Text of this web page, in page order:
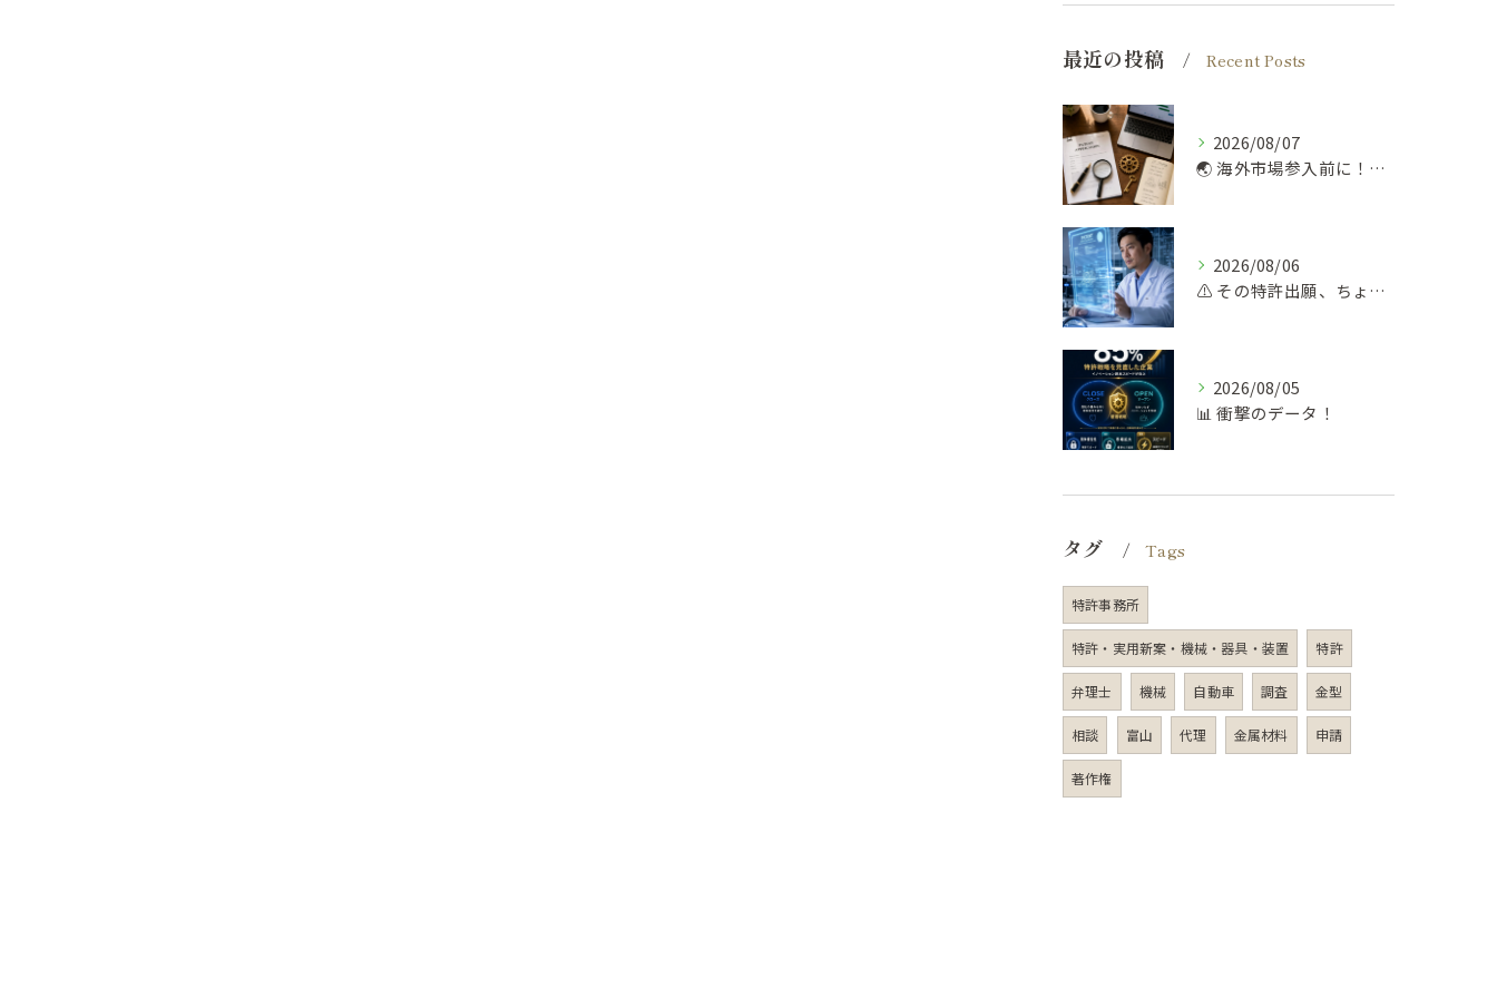
最近の投稿 Recent Posts
2026/08/07
🌏 海外市場参入前に！弁理士が勧める知財デューデリ 🔍
2026/08/06
⚠️ その特許出願、ちょっと待って！
2026/08/05
📊 衝撃のデータ！
タグ Tags
特許事務所
特許・実用新案・機械・器具・装置 特許
弁理士 機械 自動車 調査 金型
相談 富山 代理 金属材料 申請
著作権